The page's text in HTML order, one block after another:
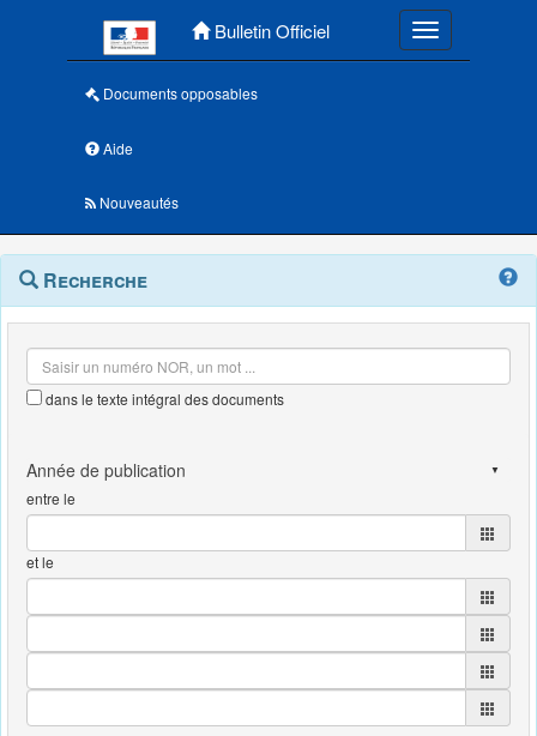
Bulletin Officiel Toggle
Documents opposables
Aide
Nouveautés
Navigation
outils
Menu
contextuel
Recherche
dans le texte intégral des documents
entre le
et le